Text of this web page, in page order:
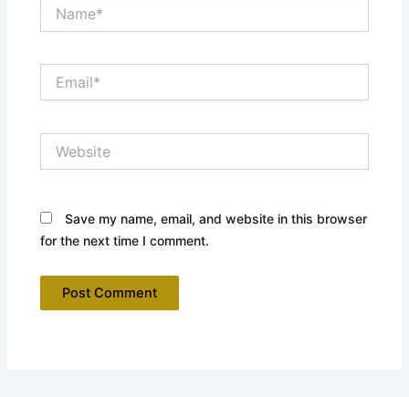
Save my name, email, and website in this browser
for the next time I comment.